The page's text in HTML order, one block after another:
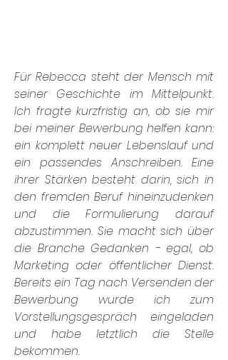
Für Rebecca steht der Mensch mit
seiner Geschichte im Mittelpunkt.
Ich fragte kurzfristig an, ob sie mir
bei meiner Bewerbung helfen kann:
ein komplett neuer Lebenslauf und
ein passendes Anschreiben. Eine
ihrer Stärken besteht darin, sich in
den fremden Beruf hineinzudenken
und die Formulierung darauf
abzustimmen. Sie macht sich über
die Branche Gedanken - egal, ob
Marketing oder öffentlicher Dienst.
Bereits ein Tag nach Versenden der
Bewerbung wurde ich zum
Vorstellungsgespräch eingeladen
und habe letztlich die Stelle
bekommen.